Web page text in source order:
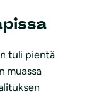
tuli pientä
muassa